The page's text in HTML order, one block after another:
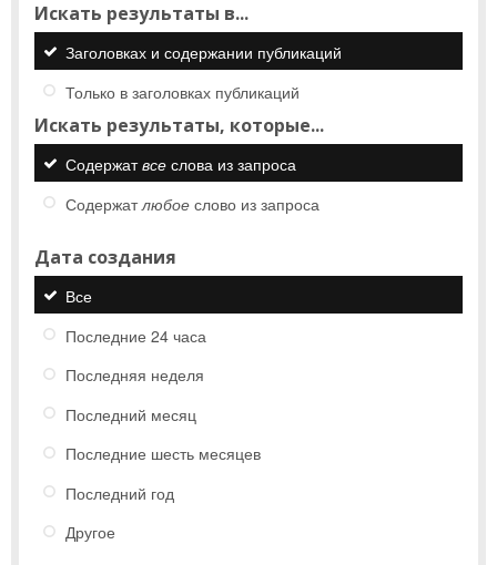
Искать результаты в...
Заголовках и содержании публикаций
Только в заголовках публикаций
Искать результаты, которые...
Содержатвсе слова из запроса
Содержатлюбое слово из запроса
Дата создания
Все
Последние 24 часа
Последняя неделя
Последний месяц
Последние шесть месяцев
Последний год
Другое